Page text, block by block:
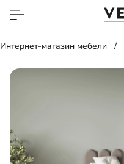
Интернет-магазин мебели